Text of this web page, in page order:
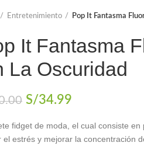
Entretenimiento Pop It Fantasma
It Fantasma
La Oscuridad
El
original
S/34.99
actual
fidget de moda, el cual consiste
el estrés y mejorar la concentración